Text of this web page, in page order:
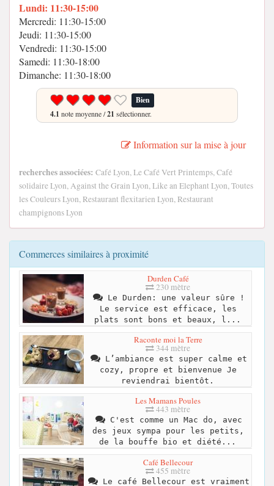
Lundi: 11:30-15:00
Mercredi: 11:30-15:00
Jeudi: 11:30-15:00
Vendredi: 11:30-15:00
Samedi: 11:30-18:00
Dimanche: 11:30-18:00
Bien
4.1 note moyenne /21 sélectionner.
Information sur la mise à jour
recherches associées: Café Lyon, Le Café Vert Printemps, Café
solidaire Lyon, Against the Grain Lyon, Like an Elephant Lyon, Toutes
les Couleurs Lyon, Restaurant flexitarien Lyon, Restaurant
champignons Lyon
Commerces similaires à proximité
Durden Café
230 mètre
Le Durden: une valeur sûre !
Le service est efficace, les
plats sont bons et beaux, l...
Raconte moi la Terre
344 mètre
L’ambiance est super calme et
cozy, propre et bienvenue Je
reviendrai bientôt.
Les Mamans Poules
443 mètre
C'est comme un Mac do, avec
des jeux sympa pour les petits,
de la bouffe bio et diété...
Café Bellecour
455 mètre
Le café Bellecour est vraiment